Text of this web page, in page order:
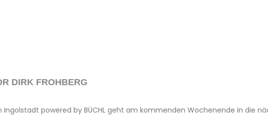
DIRK FROHBERG
Ingolstadt powered by BÜCHL geht am kommenden Wochenende in die